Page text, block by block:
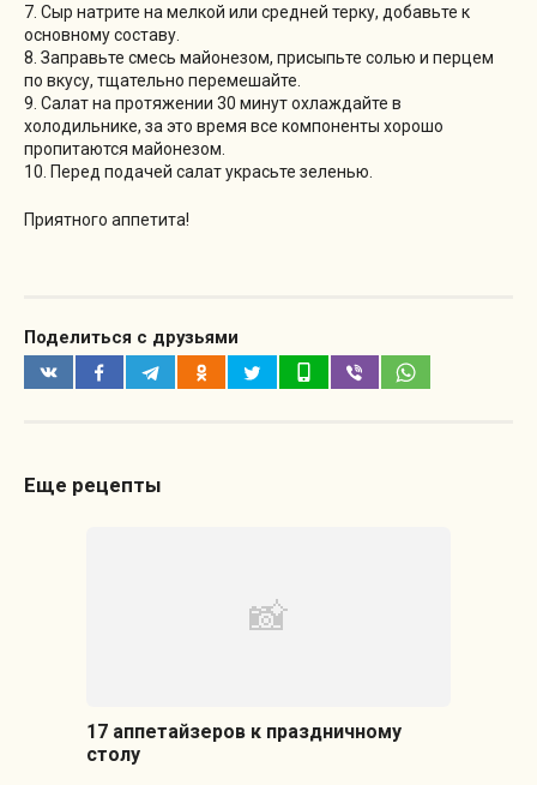
7. Сыр натрите на мелкой или средней терку, добавьте к
основному составу.
8. Заправьте смесь майонезом, присыпьте солью и перцем
по вкусу, тщательно перемешайте.
9. Салат на протяжении 30 минут охлаждайте в
холодильнике, за это время все компоненты хорошо
пропитаются майонезом.
10. Перед подачей салат украсьте зеленью.
Приятного аппетита!
Поделиться с друзьями
Еще рецепты
17 аппетайзеров к праздничному
столу